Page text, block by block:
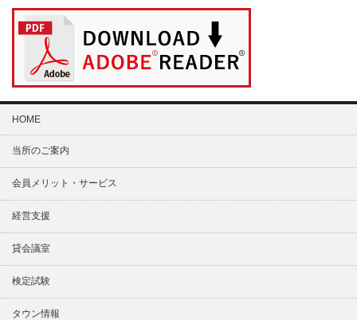
HOME
当所のご案内
会員メリット・サービス
経営支援
貸会議室
検定試験
タウン情報